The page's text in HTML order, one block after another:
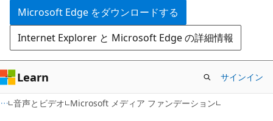
ツ
に
ス
キ
ッ
プ
Microsoft Edge をダウンロードする
Internet Explorer と Microsoft Edge の詳細情報
Learn サインイン
音声とビデオ Microsoft メディア ファンデーション